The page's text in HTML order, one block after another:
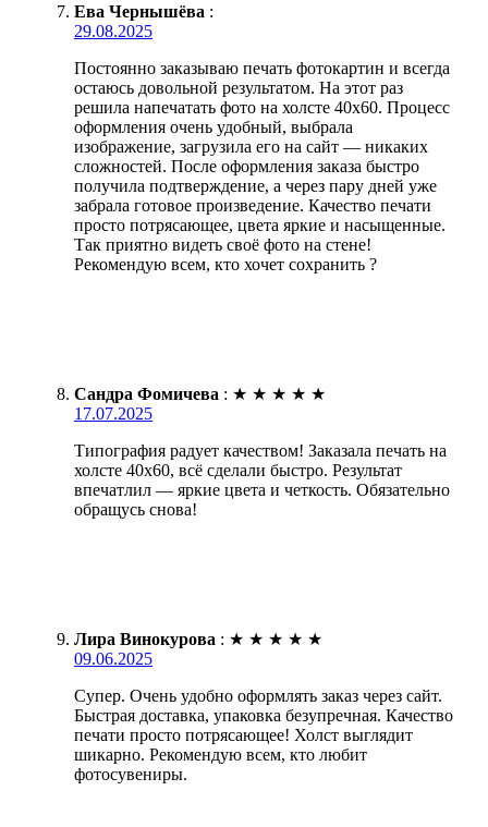
Ева Чернышёва :
29.08.2025
Постоянно заказываю печать фотокартин и всегда
остаюсь довольной результатом. На этот раз
решила напечатать фото на холсте 40х60. Процесс
оформления очень удобный, выбрала
изображение, загрузила его на сайт — никаких
сложностей. После оформления заказа быстро
получила подтверждение, а через пару дней уже
забрала готовое произведение. Качество печати
просто потрясающее, цвета яркие и насыщенные.
Так приятно видеть своё фото на стене!
Рекомендую всем, кто хочет сохранить ?
Сандра Фомичева : ★ ★ ★ ★ ★
17.07.2025
Типография радует качеством! Заказала печать на
холсте 40х60, всё сделали быстро. Результат
впечатлил — яркие цвета и четкость. Обязательно
обращусь снова!
Лира Винокурова : ★ ★ ★ ★ ★
09.06.2025
Супер. Очень удобно оформлять заказ через сайт.
Быстрая доставка, упаковка безупречная. Качество
печати просто потрясающее! Холст выглядит
шикарно. Рекомендую всем, кто любит
фотосувениры.